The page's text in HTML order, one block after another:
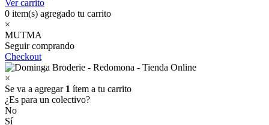
Ver carrito
0 item(s) agregado tu carrito
×
MUTMA
Seguir comprando
Checkout
×
Se va a agregar 1 ítem a tu carrito
¿Es para un colectivo?
No
Sí